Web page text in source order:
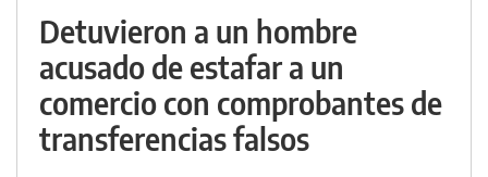
Detuvieron a un hombre
acusado de estafar a un
comercio con comprobantes de
transferencias falsos